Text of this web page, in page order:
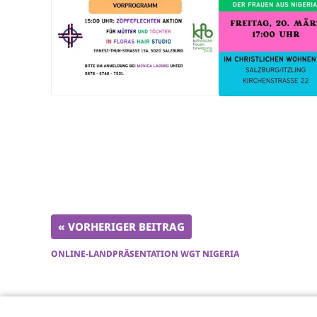
« VORHERIGER BEITRAG
ONLINE-LANDPRÄSENTATION WGT NIGERIA